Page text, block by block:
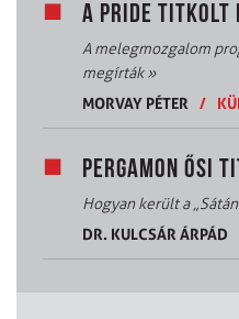
A PRIDE TITKOLT
A melegmozgalom
megírták»
MORVAY PÉTER
/
PERGAMON ŐSI
Hogyan került a
DR. KULCSÁR ÁRPÁD